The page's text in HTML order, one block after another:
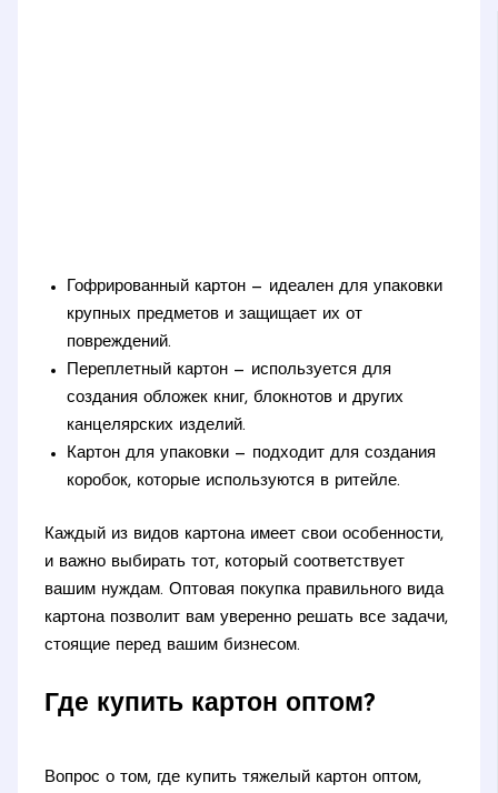
Гофрированный картон — идеален для упаковки
крупных предметов и защищает их от
повреждений.
Переплетный картон — используется для
создания обложек книг, блокнотов и других
канцелярских изделий.
Картон для упаковки — подходит для создания
коробок, которые используются в ритейле.
Каждый из видов картона имеет свои особенности,
и важно выбирать тот, который соответствует
вашим нуждам. Оптовая покупка правильного вида
картона позволит вам уверенно решать все задачи,
стоящие перед вашим бизнесом.
Где купить картон оптом?
Вопрос о том, где купить тяжелый картон оптом,